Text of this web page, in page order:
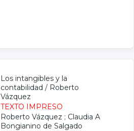
Los intangibles y la
contabilidad / Roberto
Vázquez
TEXTO IMPRESO
Roberto Vázquez ; Claudia A
Bongianino de Salgado